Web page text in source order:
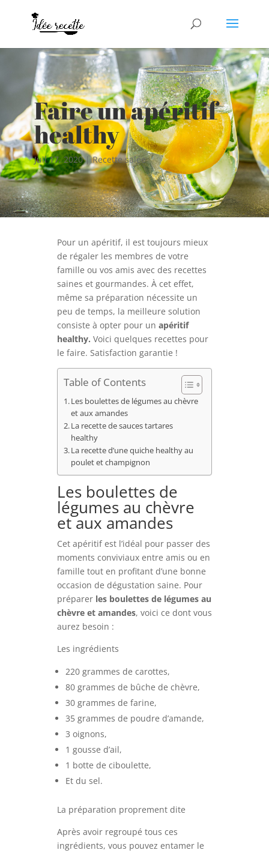
Faire un apéritif
healthy
Juil 17, 2020|Recette salée
Pour un apéritif, il est toujours mieux
de régaler les membres de votre
famille ou vos amis avec des recettes
saines et gourmandes. À cet effet,
même sa préparation nécessite un
peu de temps, la meilleure solution
consiste à opter pour un apéritif
healthy. Voici quelques recettes pour
le faire. Satisfaction garantie !
Table of Contents
Les boulettes de légumes au chèvre
et aux amandes
La recette de sauces tartares
healthy
La recette d’une quiche healthy au
poulet et champignon
Les boulettes de
légumes au chèvre
et aux amandes
Cet apéritif est l’idéal pour passer des
moments conviviaux entre amis ou en
famille tout en profitant d’une bonne
occasion de dégustation saine. Pour
préparer les boulettes de légumes au
chèvre et amandes, voici ce dont vous
aurez besoin :
Les ingrédients
220 grammes de carottes,
80 grammes de bûche de chèvre,
30 grammes de farine,
35 grammes de poudre d’amande,
3 oignons,
1 gousse d’ail,
1 botte de ciboulette,
Et du sel.
La préparation proprement dite
Après avoir regroupé tous ces
ingrédients, vous pouvez entamer le